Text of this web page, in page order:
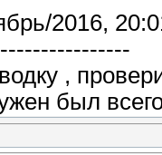
2016,
,
был